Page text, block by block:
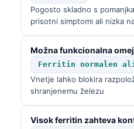
Pogosto skladno s
prisotni simptomi ali nizka
Možna funkcionalna
Ferritin normalen
Vnetje lahko blokira
shranjenemu železu
Visok ferritin zahteva